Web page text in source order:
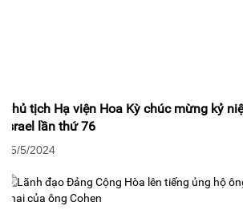
Chủ tịch Hạ viện Hoa Kỳ chúc mừng kỷ
Israel lần thứ 76
25/5/2024